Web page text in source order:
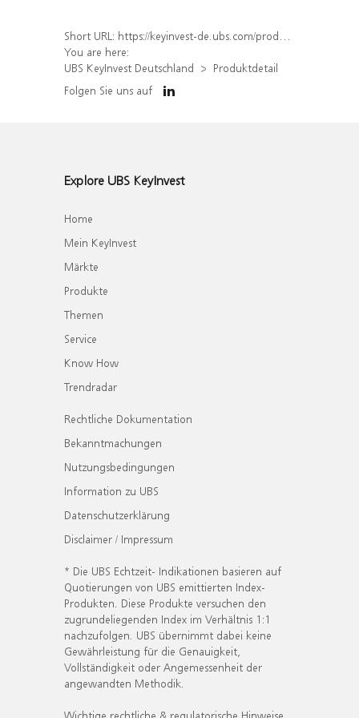
Short URL: https://keyinvest-de.ubs.com/produkt/detail/index/isin/DE000WA79ZS2
You are here:
UBS KeyInvest Deutschland
Produktdetail
Folgen Sie uns auf
Explore UBS KeyInvest
Home
Mein KeyInvest
Märkte
Produkte
Themen
Service
Know How
Trendradar
Rechtliche Dokumentation
Bekanntmachungen
Nutzungsbedingungen
Information zu UBS
Datenschutzerklärung
Disclaimer / Impressum
* Die UBS Echtzeit- Indikationen basieren auf
Quotierungen von UBS emittierten Index-
Produkten. Diese Produkte versuchen den
zugrundeliegenden Index im Verhältnis 1:1
nachzufolgen. UBS übernimmt dabei keine
Gewährleistung für die Genauigkeit,
Vollständigkeit oder Angemessenheit der
angewandten Methodik.